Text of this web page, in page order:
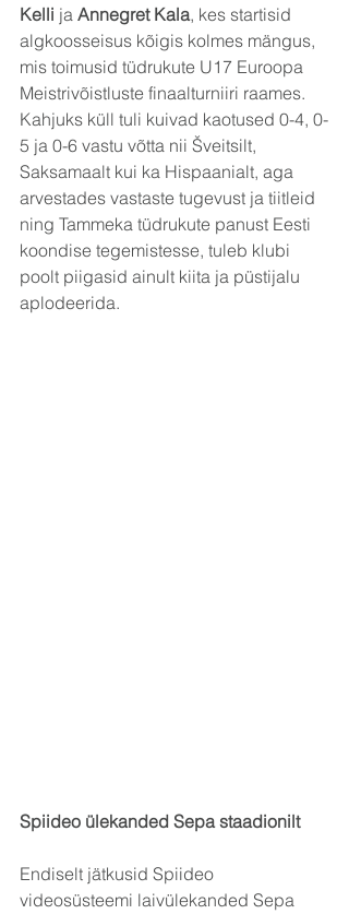
Kelli ja Annegret Kala, kes startisid
algkoosseisus kõigis kolmes mängus,
mis toimusid tüdrukute U17 Euroopa
Meistrivõistluste finaalturniiri raames.
Kahjuks küll tuli kuivad kaotused 0-4, 0-
5 ja 0-6 vastu võtta nii Šveitsilt,
Saksamaalt kui ka Hispaanialt, aga
arvestades vastaste tugevust ja tiitleid
ning Tammeka tüdrukute panust Eesti
koondise tegemistesse, tuleb klubi
poolt piigasid ainult kiita ja püstijalu
aplodeerida.
Spiideo ülekanded Sepa staadionilt
Endiselt jätkusid Spiideo
videosüsteemi laivülekanded Sepa